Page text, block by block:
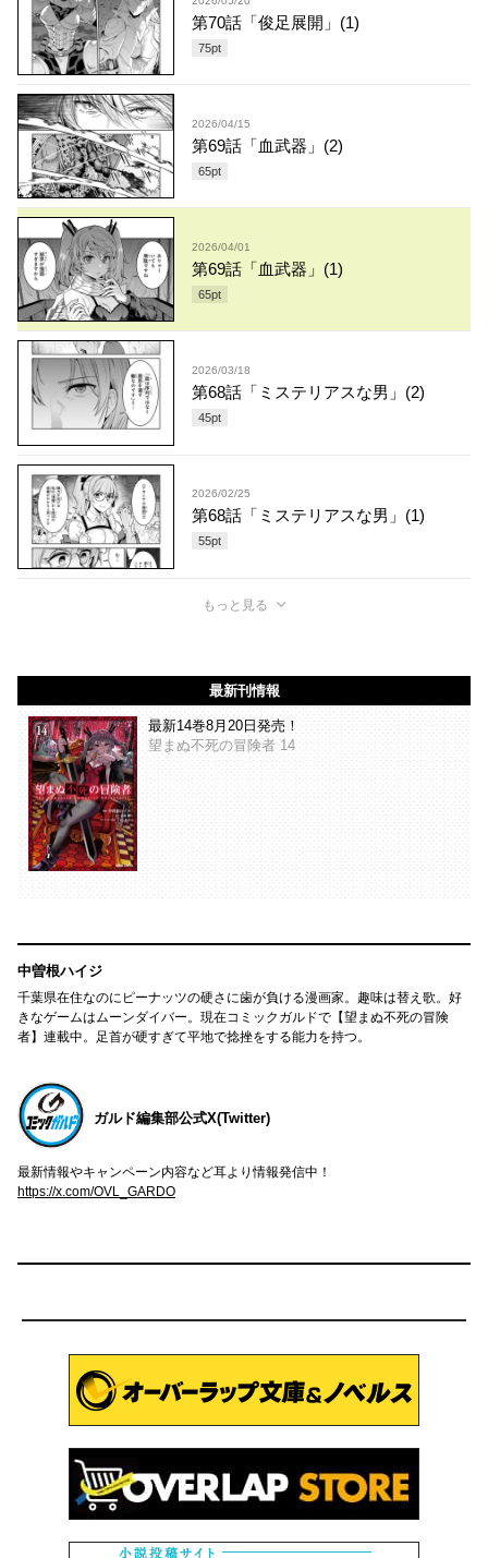
第70話「俊足展開」(1)
75pt
2026/04/15
第69話「血武器」(2)
65pt
2026/04/01
第69話「血武器」(1)
65pt
2026/03/18
第68話「ミステリアスな男」(2)
45pt
2026/02/25
第68話「ミステリアスな男」(1)
55pt
もっと見る
最新刊情報
最新14巻8月20日発売！
望まぬ不死の冒険者 14
中曽根ハイジ
千葉県在住なのにピーナッツの硬さに歯が負ける漫画家。趣味は替え歌。好
きなゲームはムーンダイバー。現在コミックガルドで【望まぬ不死の冒険
者】連載中。足首が硬すぎて平地で捻挫をする能力を持つ。
ガルド編集部公式X(Twitter)
最新情報やキャンペーン内容など耳より情報発信中！
https://x.com/OVL_GARDO